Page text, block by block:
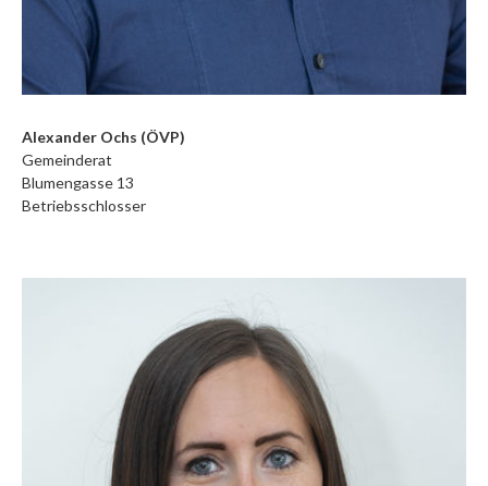
Alexander Ochs (ÖVP)
Gemeinderat
Blumengasse 13
Betriebsschlosser